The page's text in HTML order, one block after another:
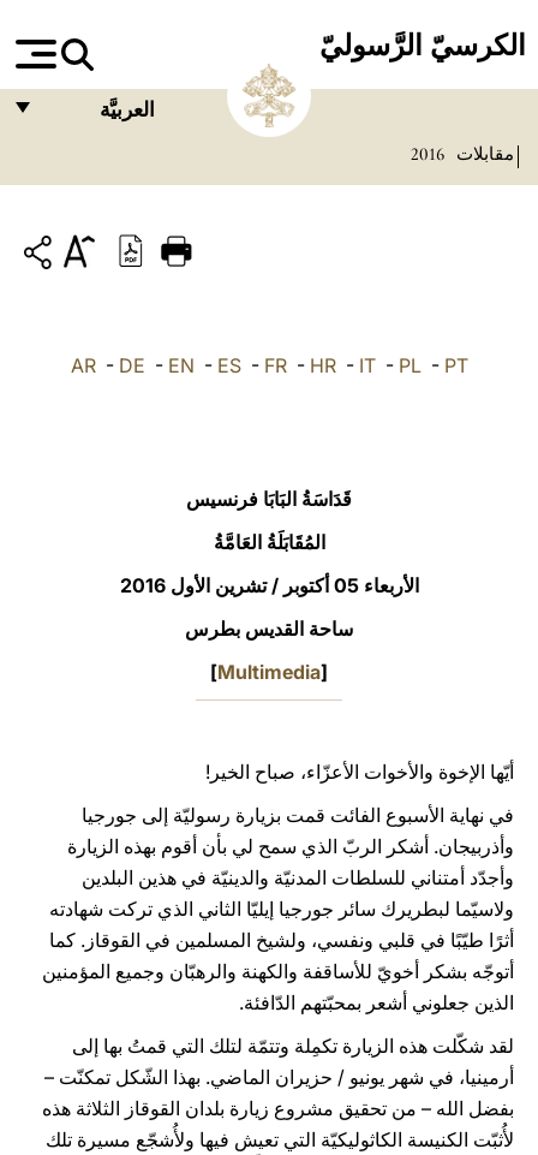
الكرسيّ الرَّسوليّ
العربيَّة
ITALIANO
LATINE
مقابلات 2016
AR- DE - EN - ES- FR- HR- IT- PL- PT
قَدَاسَةُ البَابَا فرنسيس
المُقَابَلَةُ العَامَّةُ
الأربعاء 05 أكتوبر / تشرين الأول 2016
ساحة القديس بطرس
[
Multimedia
]
أيّها الإخوة والأخوات الأعزّاء، صباح الخير!
في نهاية الأسبوع الفائت قمت بزيارة رسوليّة إلى جورجيا
وأذربيجان. أشكر الربّ الذي سمح لي بأن أقوم بهذه الزيارة
وأجدّد أمتناني للسلطات المدنيّة والدينيّة في هذين البلدين
ولاسيّما لبطريرك سائر جورجيا إيليّا الثاني الذي تركت شهادته
أثرًا طيّبًا في قلبي ونفسي، ولشيخ المسلمين في القوقاز. كما
أتوجّه بشكر أخويّ للأساقفة والكهنة والرهبّان وجميع المؤمنين
الذين جعلوني أشعر بمحبّتهم الدّافئة.
لقد شكّلت هذه الزيارة تكمِلة وتتمّة لتلك التي قمتُ بها إلى
أرمينيا، في شهر يونيو / حزيران الماضي. بهذا الشّكل تمكنّت –
بفضل الله – من تحقيق مشروع زيارة بلدان القوقاز الثلاثة هذه
لأُثبّت الكنيسة الكاثوليكيّة التي تعيش فيها ولأُشجّع مسيرة تلك